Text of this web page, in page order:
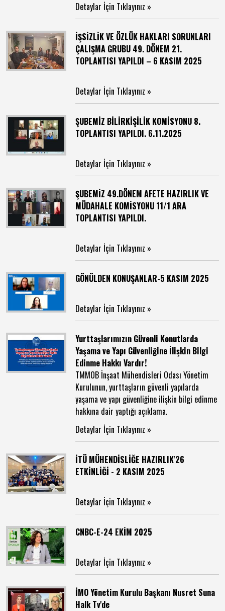
Detaylar İçin Tıklayınız »
İŞSİZLİK VE ÖZLÜK HAKLARI SORUNLARI
ÇALIŞMA GRUBU 49. DÖNEM 21.
TOPLANTISI YAPILDI – 6 KASIM 2025
Detaylar İçin Tıklayınız »
ŞUBEMİZ BİLİRKİŞİLİK KOMİSYONU 8.
TOPLANTISI YAPILDI. 6.11.2025
Detaylar İçin Tıklayınız »
ŞUBEMİZ 49.DÖNEM AFETE HAZIRLIK VE
MÜDAHALE KOMİSYONU 11/1 ARA
TOPLANTISI YAPILDI.
Detaylar İçin Tıklayınız »
GÖNÜLDEN KONUŞANLAR-5 KASIM 2025
Detaylar İçin Tıklayınız »
Yurttaşlarımızın Güvenli Konutlarda
Yaşama ve Yapı Güvenliğine İlişkin Bilgi
Edinme Hakkı Vardır!
TMMOB İnşaat Mühendisleri Odası Yönetim
Kurulunun, yurttaşların güvenli yapılarda
yaşama ve yapı güvenliğine ilişkin bilgi edinme
hakkına dair yaptığı açıklama.
Detaylar İçin Tıklayınız »
İTÜ MÜHENDİSLİĞE HAZIRLIK'26
ETKİNLİĞİ - 2 KASIM 2025
Detaylar İçin Tıklayınız »
CNBC-E-24 EKİM 2025
Detaylar İçin Tıklayınız »
İMO Yönetim Kurulu Başkanı Nusret Suna
Halk Tv'de